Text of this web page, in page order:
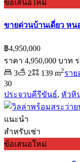
ข้อเสนอใหม่
ขายด่วนบ้านเดี่ยว ห
฿4,950,000
ราคา 4,950,000 บาท
3
2 139 m2ราย
30
ประจวบคีรีขันธ์, หัวหิ
แนะนำ
สำหรับเช่า
ข้อเสนอใหม่